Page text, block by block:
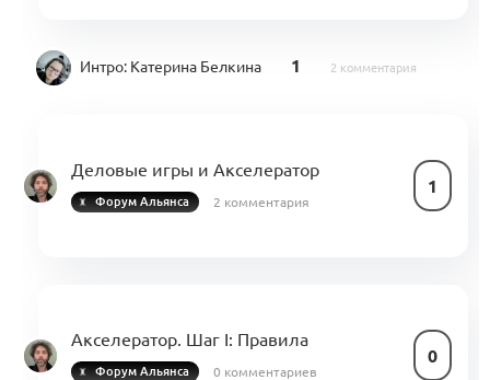
Интро: Катерина Белкина 1 2 комментария
Деловые игры и Акселератор
1
Форум Альянса 2 комментария
Акселератор. Шаг I: Правила
0
Форум Альянса 0 комментариев